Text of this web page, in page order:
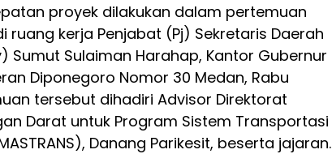
proyek dilakukan dalam pertemuan
ruang kerja Penjabat (Pj) Sekretaris Daerah
Sumut Sulaiman Harahap, Kantor Gubernur
Diponegoro Nomor 30 Medan, Rabu
tersebut dihadiri Advisor Direktorat
Darat untuk Program Sistem Transportasi
Danang Parikesit, beserta jajaran.